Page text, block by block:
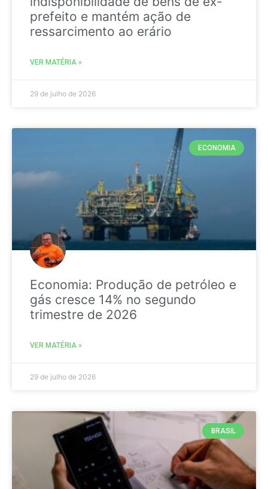
prefeito e mantém ação de
ressarcimento ao erário
VER MATÉRIA »
29 de julho de 2026
ECONOMIA
Economia: Produção de petróleo e
gás cresce 14% no segundo
trimestre de 2026
VER MATÉRIA »
29 de julho de 2026
BRASIL